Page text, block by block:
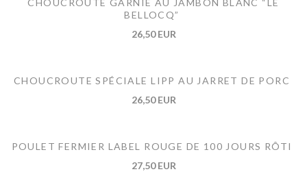
BELLOCQ”
26,50 EUR
CHOUCROUTE SPÉCIALE LIPP AU JARRET DE PORC
26,50 EUR
POULET FERMIER LABEL ROUGE DE 100 JOURS RÔTI
27,50 EUR